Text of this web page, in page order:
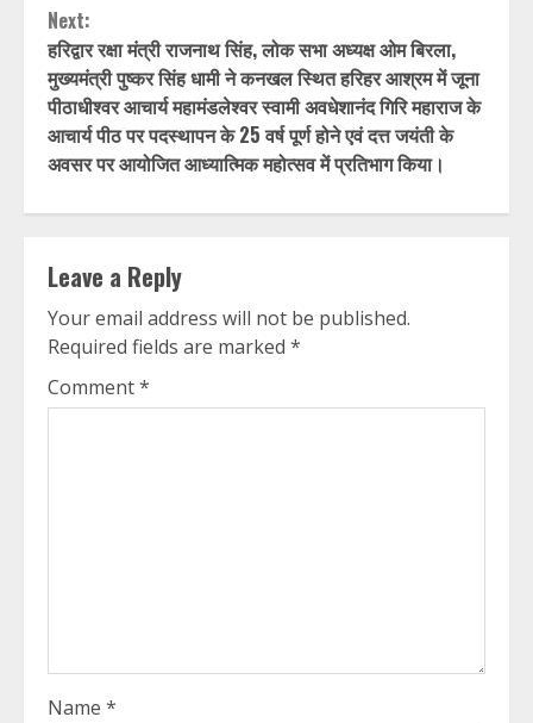
Next:
हरिद्वार रक्षा मंत्री राजनाथ सिंह, लोक सभा अध्यक्ष ओम बिरला,
मुख्यमंत्री पुष्कर सिंह धामी ने कनखल स्थित हरिहर आश्रम में जूना
पीठाधीश्वर आचार्य महामंडलेश्वर स्वामी अवधेशानंद गिरि महाराज के
आचार्य पीठ पर पदस्थापन के 25 वर्ष पूर्ण होने एवं दत्त जयंती के
अवसर पर आयोजित आध्यात्मिक महोत्सव में प्रतिभाग किया।
Leave a Reply
Your email address will not be published.
Required fields are marked *
Comment*
Name *